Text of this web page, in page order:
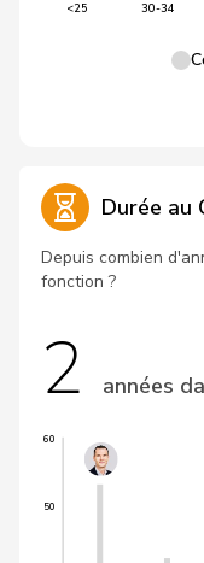
<25 30-34
Durée au
Depuis combien
fonction ?
2 années
50
60